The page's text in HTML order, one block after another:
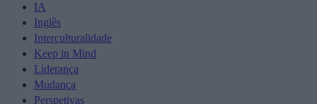
IA
Inglês
Interculturalidade
Keep in Mind
Liderança
Mudança
Perspetivas